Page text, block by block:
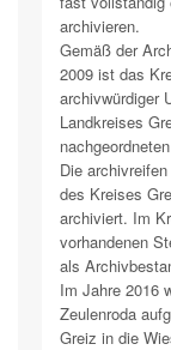
archivieren.
Gemäß der
2009 ist das
archivwürdiger
Landkreises
Die
des Kreises
archiviert. Im
vorhandenen
als
Im Jahre 2016
Zeulenroda
Greiz in die